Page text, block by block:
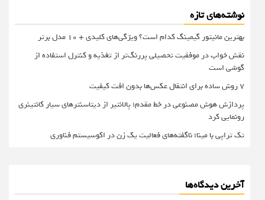
نوشته‌های تازه
بهترین مانیتور گیمینگ کدام است؟ ویژگی‌های کلیدی + 10 مدل برتر
نقش خواب در موفقیت تحصیلی پررنگ‌تر از تغذیه و کنترل استفاده از
گوشی است
۷ روش ساده برای انتقال عکس‌ها بدون افت کیفیت
پردازش هوش مصنوعی در خط مقدم؛ پالانتیر از دیتاسنترهای سیار کانتینری
رونمایی کرد
تک تراپی با مینا؛ ناگفته‌های فعالیت یک زن در اکوسیستم فناوری
آخرین دیدگاه‌ها